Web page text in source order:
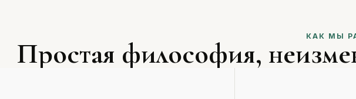
КАК МЫ
Простая философия,